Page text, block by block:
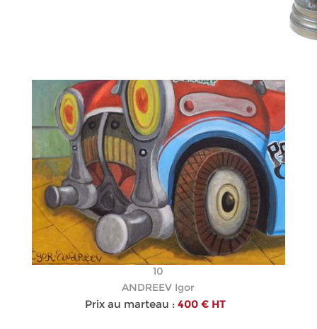
10
ANDREEV Igor
Prix au marteau : 400 € HT